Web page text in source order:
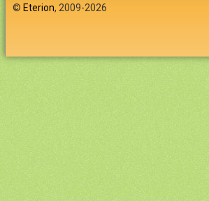
© Eterion, 2009-2026